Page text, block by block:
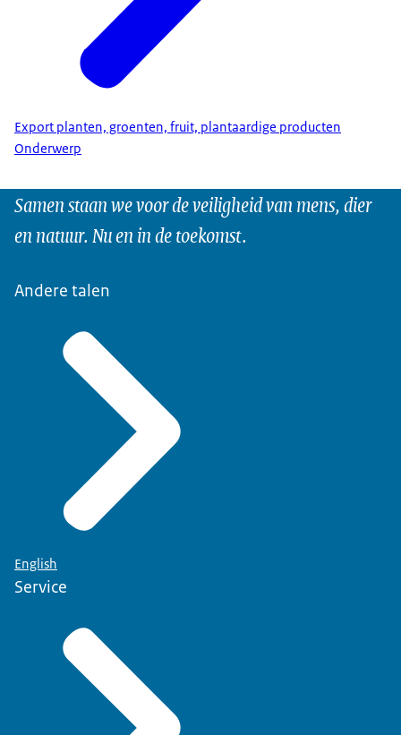
Export planten, groenten, fruit, plantaardige producten
Onderwerp
Samen staan we voor de veiligheid van mens, dier
en natuur. Nu en in de toekomst.
Andere talen
English
Service